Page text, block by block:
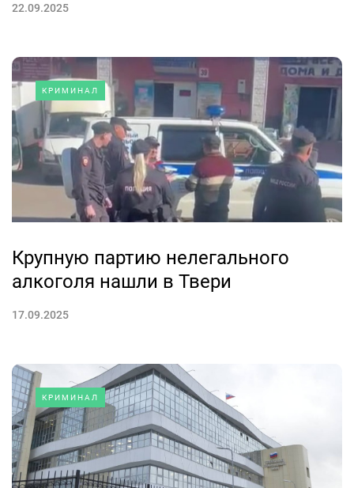
22.09.2025
КРИМИНАЛ
Крупную партию нелегального
алкоголя нашли в Твери
17.09.2025
КРИМИНАЛ